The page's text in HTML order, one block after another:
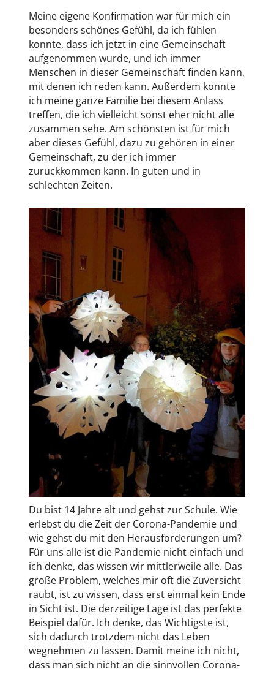
Meine eigene Konfirmation war für mich ein
besonders schönes Gefühl, da ich fühlen
konnte, dass ich jetzt in eine Gemeinschaft
aufgenommen wurde, und ich immer
Menschen in dieser Gemeinschaft finden kann,
mit denen ich reden kann. Außerdem konnte
ich meine ganze Familie bei diesem Anlass
treffen, die ich vielleicht sonst eher nicht alle
zusammen sehe. Am schönsten ist für mich
aber dieses Gefühl, dazu zu gehören in einer
Gemeinschaft, zu der ich immer
zurückkommen kann. In guten und in
schlechten Zeiten.
Du bist 14 Jahre alt und gehst zur Schule. Wie
erlebst du die Zeit der Corona-Pandemie und
wie gehst du mit den Herausforderungen um?
Für uns alle ist die Pandemie nicht einfach und
ich denke, das wissen wir mittlerweile alle. Das
große Problem, welches mir oft die Zuversicht
raubt, ist zu wissen, dass erst einmal kein Ende
in Sicht ist. Die derzeitige Lage ist das perfekte
Beispiel dafür. Ich denke, das Wichtigste ist,
sich dadurch trotzdem nicht das Leben
wegnehmen zu lassen. Damit meine ich nicht,
dass man sich nicht an die sinnvollen Corona-